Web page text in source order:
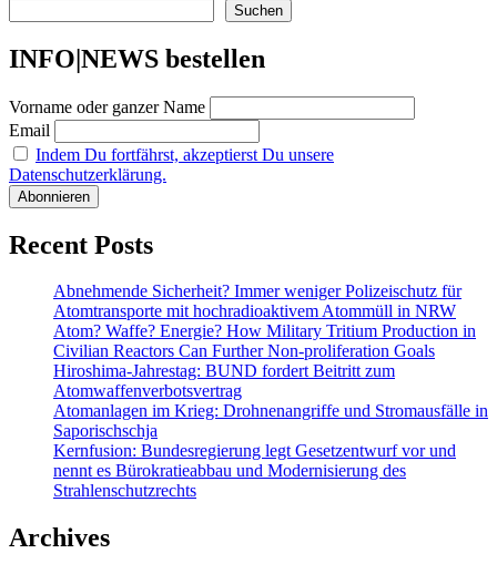
Suchen
INFO|NEWS bestellen
Vorname oder ganzer Name
Email
Indem Du fortfährst, akzeptierst Du unsere
Datenschutzerklärung.
Recent Posts
Abnehmende Sicherheit? Immer weniger Polizeischutz für
Atomtransporte mit hochradioaktivem Atommüll in NRW
Atom? Waffe? Energie? How Military Tritium Production in
Civilian Reactors Can Further Non-proliferation Goals
Hiroshima-Jahrestag: BUND fordert Beitritt zum
Atomwaffenverbotsvertrag
Atomanlagen im Krieg: Drohnenangriffe und Stromausfälle in
Saporischschja
Kernfusion: Bundesregierung legt Gesetzentwurf vor und
nennt es Bürokratieabbau und Modernisierung des
Strahlenschutzrechts
Archives